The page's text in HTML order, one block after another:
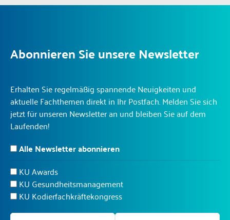
Abonnieren Sie unsere Newsletter
Erhalten Sie regelmäßig spannende Neuigkeiten und
aktuelle Fachthemen direkt in Ihr Postfach. Melden Sie sich
jetzt für unseren Newsletter an und bleiben Sie auf dem
Laufenden!
Alle Newsletter abonnieren
KU Awards
KU Gesundheitsmanagement
KU Kodierfachkräftekongress